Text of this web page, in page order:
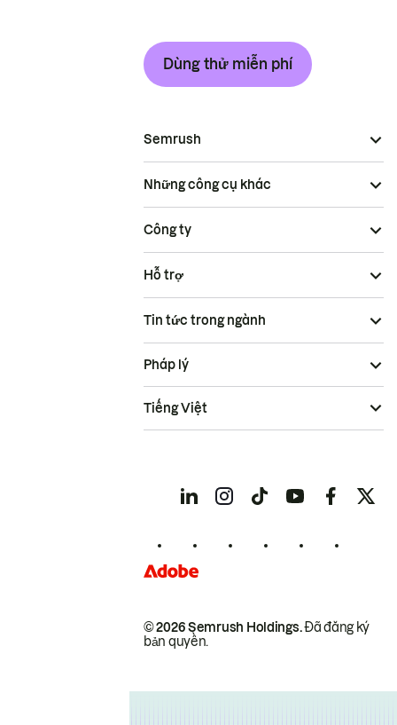
Dùng thử miễn phí
Semrush
Những công cụ khác
Công ty
Hỗ trợ
Tin tức trong ngành
© 2026 Semrush Holdings.Đã đăng ký
bản quyền.
Pháp lý
Tiếng Việt